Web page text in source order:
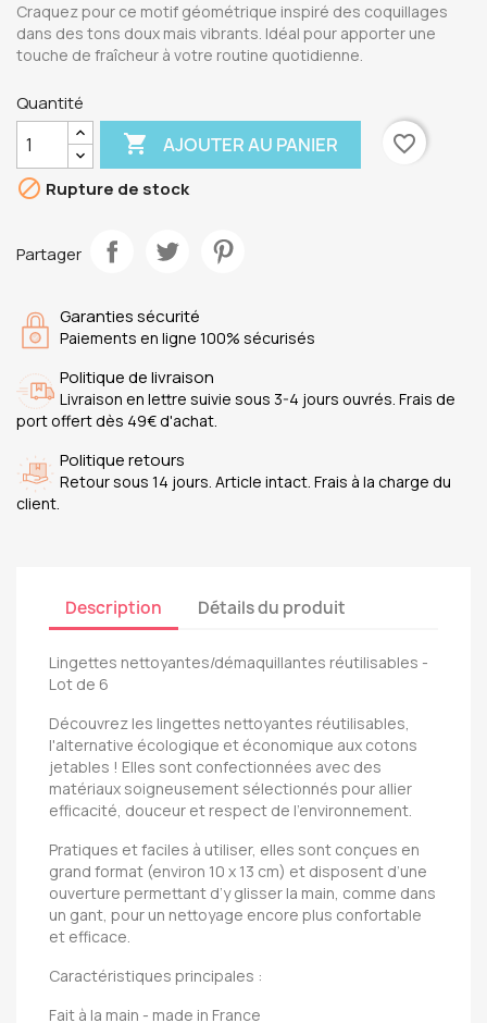
Craquez pour ce motif géométrique inspiré des coquillages
dans des tons doux mais vibrants. Idéal pour apporter une
touche de fraîcheur à votre routine quotidienne.
Quantité
 AJOUTER AU PANIER
favorite_border
 Rupture de stock
Partager
Garanties sécurité
Paiements en ligne 100% sécurisés
Politique de livraison
Livraison en lettre suivie sous 3-4 jours ouvrés. Frais de
port offert dès 49€ d'achat.
Politique retours
Retour sous 14 jours. Article intact. Frais à la charge du
client.
Description Détails du produit
Lingettes nettoyantes/démaquillantes réutilisables -
Lot de 6
Découvrez les lingettes nettoyantes réutilisables,
l'alternative écologique et économique aux cotons
jetables ! Elles sont confectionnées avec des
matériaux soigneusement sélectionnés pour allier
efficacité, douceur et respect de l'environnement.
Pratiques et faciles à utiliser, elles sont conçues en
grand format (environ 10 x 13 cm) et disposent d’une
ouverture permettant d’y glisser la main, comme dans
un gant, pour un nettoyage encore plus confortable
et efficace.
Caractéristiques principales :
Fait à la main - made in France